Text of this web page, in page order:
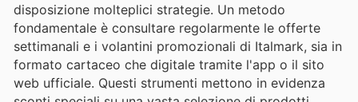
disposizione molteplici strategie. Un metodo
fondamentale è consultare regolarmente le offerte
settimanali e i volantini promozionali di Italmark, sia in
formato cartaceo che digitale tramite l'app o il sito
web ufficiale. Questi strumenti mettono in evidenza